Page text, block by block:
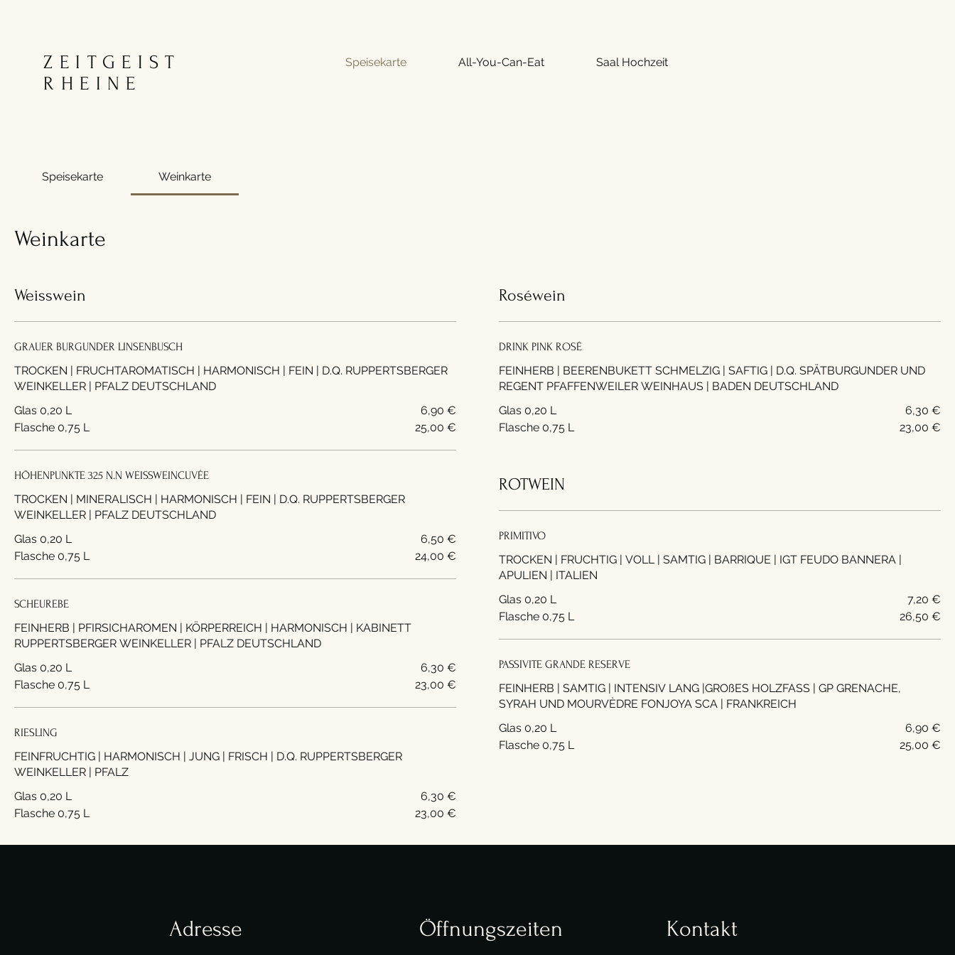
ZEITGEIST
RHEINE
Speisekarte All-You-Can-Eat Saal Hochzeit
Speisekarte Weinkarte
Weinkarte
Weisswein
GRAUER BURGUNDER LINSENBUSCH
TROCKEN | FRUCHTAROMATISCH | HARMONISCH | FEIN | D.Q. RUPPERTSBERGER
WEINKELLER | PFALZ DEUTSCHLAND
Glas 0,20 L
6,90 €
Flasche 0,75 L
25,00 €
HÖHENPUNKTE 325 N.N WEISSWEINCUVÉE
TROCKEN | MINERALISCH | HARMONISCH | FEIN | D.Q. RUPPERTSBERGER
WEINKELLER | PFALZ DEUTSCHLAND
Glas 0,20 L
6,50 €
Flasche 0,75 L
24,00 €
SCHEUREBE
FEINHERB | PFIRSICHAROMEN | KÖRPERREICH | HARMONISCH | KABINETT
RUPPERTSBERGER WEINKELLER | PFALZ DEUTSCHLAND
Glas 0,20 L
6,30 €
Flasche 0,75 L
23,00 €
RIESLING
FEINFRUCHTIG | HARMONISCH | JUNG | FRISCH | D.Q. RUPPERTSBERGER
WEINKELLER | PFALZ
Glas 0,20 L
6,30 €
Flasche 0,75 L
23,00 €
Roséwein
DRINK PINK ROSÉ
FEINHERB | BEERENBUKETT SCHMELZIG | SAFTIG | D.Q. SPÄTBURGUNDER UND
REGENT PFAFFENWEILER WEINHAUS | BADEN DEUTSCHLAND
Glas 0,20 L
6,30 €
Flasche 0,75 L
23,00 €
ROTWEIN
PRIMITIVO
TROCKEN | FRUCHTIG | VOLL | SAMTIG | BARRIQUE | IGT FEUDO BANNERA |
APULIEN | ITALIEN
Glas 0,20 L
7,20 €
Flasche 0,75 L
26,50 €
PASSIVITE GRANDE RESERVE
FEINHERB | SAMTIG | INTENSIV LANG |GROßES HOLZFASS | GP GRENACHE,
SYRAH UND MOURVÈDRE FONJOYA SCA | FRANKREICH
Glas 0,20 L
6,90 €
Flasche 0,75 L
25,00 €
Adresse Öffnungszeiten Kontakt